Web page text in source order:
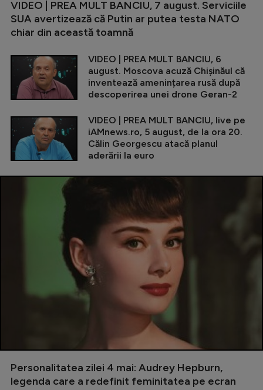
VIDEO | PREA MULT BANCIU, 7 august. Serviciile
SUA avertizează că Putin ar putea testa NATO
chiar din această toamnă
VIDEO | PREA MULT BANCIU, 6
august. Moscova acuză Chișinăul că
inventează amenințarea rusă după
descoperirea unei drone Geran-2
VIDEO | PREA MULT BANCIU, live pe
iAMnews.ro, 5 august, de la ora 20.
Călin Georgescu atacă planul
aderării la euro
Personalitatea zilei 4 mai: Audrey Hepburn,
legenda care a redefinit feminitatea pe ecran